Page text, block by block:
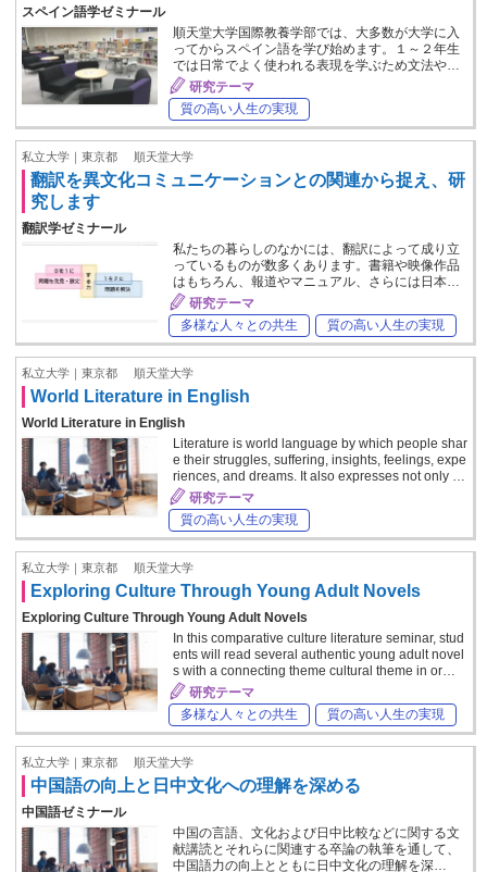
スペイン語学ゼミナール
順天堂大学国際教養学部では、大多数が大学に入
ってからスペイン語を学び始めます。１～２年生
では日常でよく使われる表現を学ぶため文法や…
研究テーマ
質の高い人生の実現
私立大学｜東京都 順天堂大学
翻訳を異文化コミュニケーションとの関連から捉え、研
究します
翻訳学ゼミナール
私たちの暮らしのなかには、翻訳によって成り立
っているものが数多くあります。書籍や映像作品
はもちろん、報道やマニュアル、さらには日本…
研究テーマ
多様な人々との共生
質の高い人生の実現
私立大学｜東京都 順天堂大学
World Literature in English
World Literature in English
Literature is world language by which people shar
e their struggles, suffering, insights, feelings, expe
riences, and dreams. It also expresses not only …
研究テーマ
質の高い人生の実現
私立大学｜東京都 順天堂大学
Exploring Culture Through Young Adult Novels
Exploring Culture Through Young Adult Novels
In this comparative culture literature seminar, stud
ents will read several authentic young adult novel
s with a connecting theme cultural theme in or…
研究テーマ
多様な人々との共生
質の高い人生の実現
私立大学｜東京都 順天堂大学
中国語の向上と日中文化への理解を深める
中国語ゼミナール
中国の言語、文化および日中比較などに関する文
献講読とそれらに関連する卒論の執筆を通して、
中国語力の向上とともに日中文化の理解を深…